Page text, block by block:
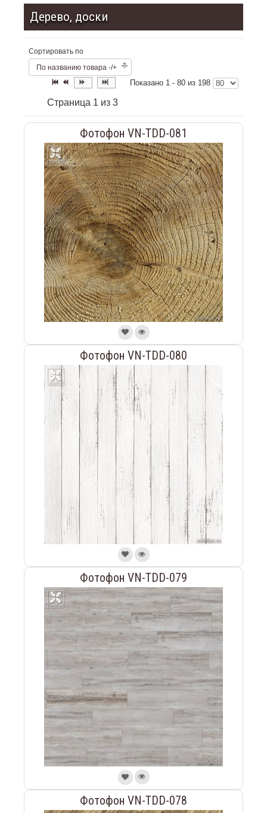
Дерево, доски
Сортировать по
По названию товара -/+
Показано 1 - 80 из 198
Страница 1 из 3
Фотофон VN-TDD-081
Фотофон VN-TDD-080
Фотофон VN-TDD-079
Фотофон VN-TDD-078